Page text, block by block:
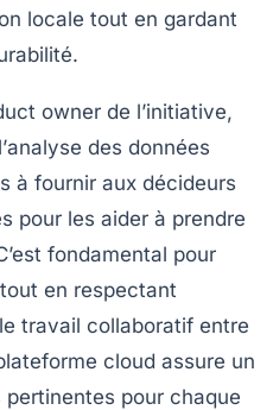
locale tout en gardant
owner de l’initiative,
analyse des données
à fournir aux décideurs
pour les aider à prendre
fondamental pour
en respectant
travail collaboratif entre
cloud assure un
pour chaque